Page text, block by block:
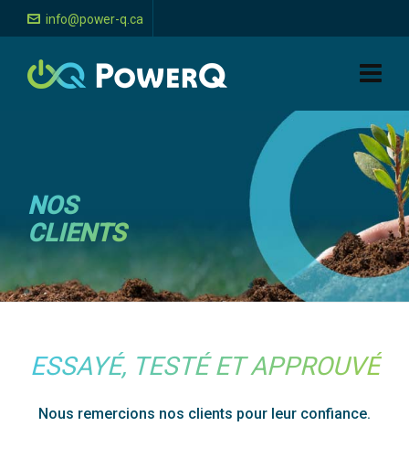
info@power-q.ca
NOS
CLIENTS
ESSAYÉ, TESTÉ ET APPROUVÉ
Nous remercions nos clients pour leur confiance.